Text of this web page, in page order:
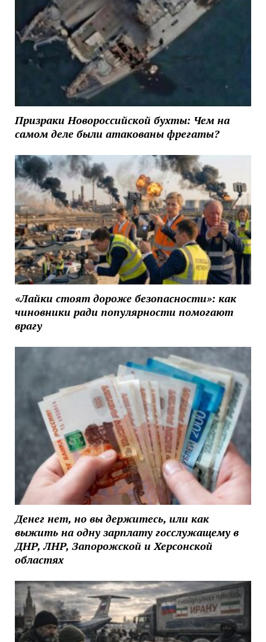
Призраки Новороссийской бухты: Чем на
самом деле были атакованы фрегаты?
«Лайки стоят дороже безопасности»: как
чиновники ради популярности помогают
врагу
Денег нет, но вы держитесь, или как
выжить на одну зарплату госслужащему в
ДНР, ЛНР, Запорожской и Херсонской
областях